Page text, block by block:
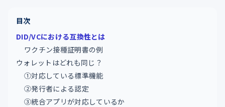
目次
DID/VCにおける互換性とは
ワクチン接種証明書の例
ウォレットはどれも同じ？
①対応している標準機能
②発行者による認定
③統合アプリが対応しているか